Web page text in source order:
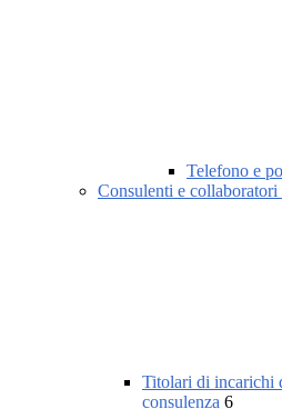
Telefono e
Consulenti e collaboratori
Titolari di incarichi
consulenza 6